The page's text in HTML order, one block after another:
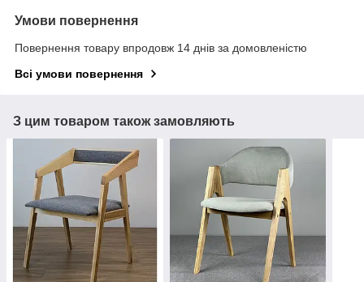
Умови повернення
Повернення товару впродовж 14 днів за домовленістю
Всі умови повернення
З цим товаром також замовляють